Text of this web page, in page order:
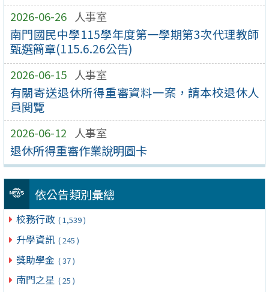
2026-06-26 人事室
南門國民中學115學年度第一學期第3次代理教師
甄選簡章(115.6.26公告)
2026-06-15 人事室
有關寄送退休所得重審資料一案，請本校退休⼈
員閱覽
2026-06-12 人事室
退休所得重審作業說明圖卡
依公告類別彙總
校務行政 ( 1,539 )
升學資訊 ( 245 )
獎助學金 ( 37 )
南門之星 ( 25 )